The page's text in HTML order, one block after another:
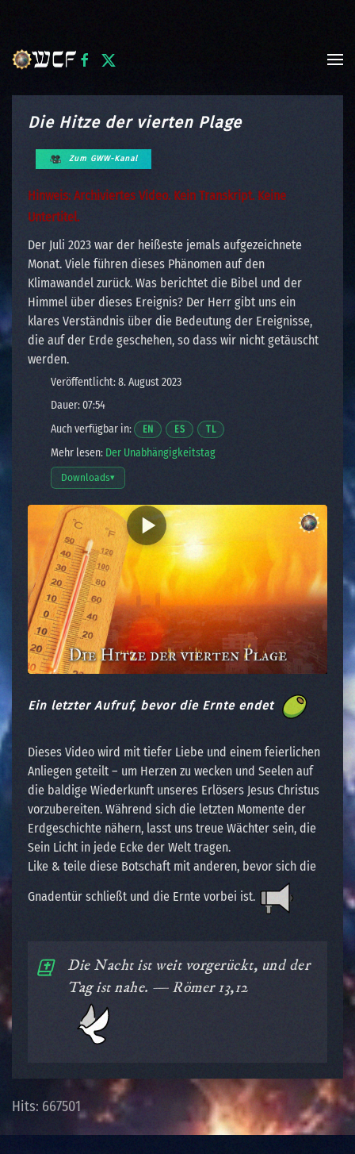
Die Hitze der vierten Plage
Zum GWW-Kanal
Hinweis: Archiviertes Video. Kein Transkript. Keine
Untertitel.
Der Juli 2023 war der heißeste jemals aufgezeichnete
Monat. Viele führen dieses Phänomen auf den
Klimawandel zurück. Was berichtet die Bibel und der
Himmel über dieses Ereignis? Der Herr gibt uns ein
klares Verständnis über die Bedeutung der Ereignisse,
die auf der Erde geschehen, so dass wir nicht getäuscht
werden.
Veröffentlicht: 8. August 2023
Dauer: 07:54
Auch verfügbar in:
ENOpens a video in a new window.
ESOpens a video in a new window.
TLOpens a video in a new window.
Mehr lesen: Der Unabhängigkeitstag
Downloads▾
Download-Optionen öffnen
Ein letzter Aufruf, bevor die Ernte endet
Dieses Video wird mit tiefer Liebe und einem feierlichen
Anliegen geteilt – um Herzen zu wecken und Seelen auf
die baldige Wiederkunft unseres Erlösers Jesus Christus
vorzubereiten. Während sich die letzten Momente der
Erdgeschichte nähern, lasst uns treue Wächter sein, die
Sein Licht in jede Ecke der Welt tragen.
Like & teile diese Botschaft mit anderen, bevor sich die
Gnadentür schließt und die Ernte vorbei ist.
Die Nacht ist weit vorgerückt, und der
Tag ist nahe. — Römer 13,12
Hits: 667501